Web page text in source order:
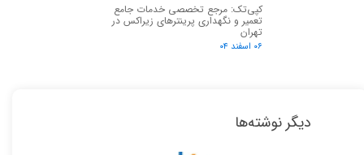
کپی‌تک: مرجع تخصصی خدمات جامع
تعمیر و نگهداری پرینترهای زیراکس در
تهران
۰۶ اسفند ۰۴
دیگر نوشته‌ها